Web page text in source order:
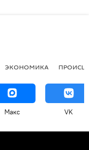
ЭКОНОМИКА
Макс VK